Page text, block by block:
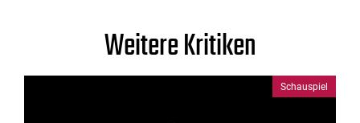
Weitere Kritiken
Schauspiel